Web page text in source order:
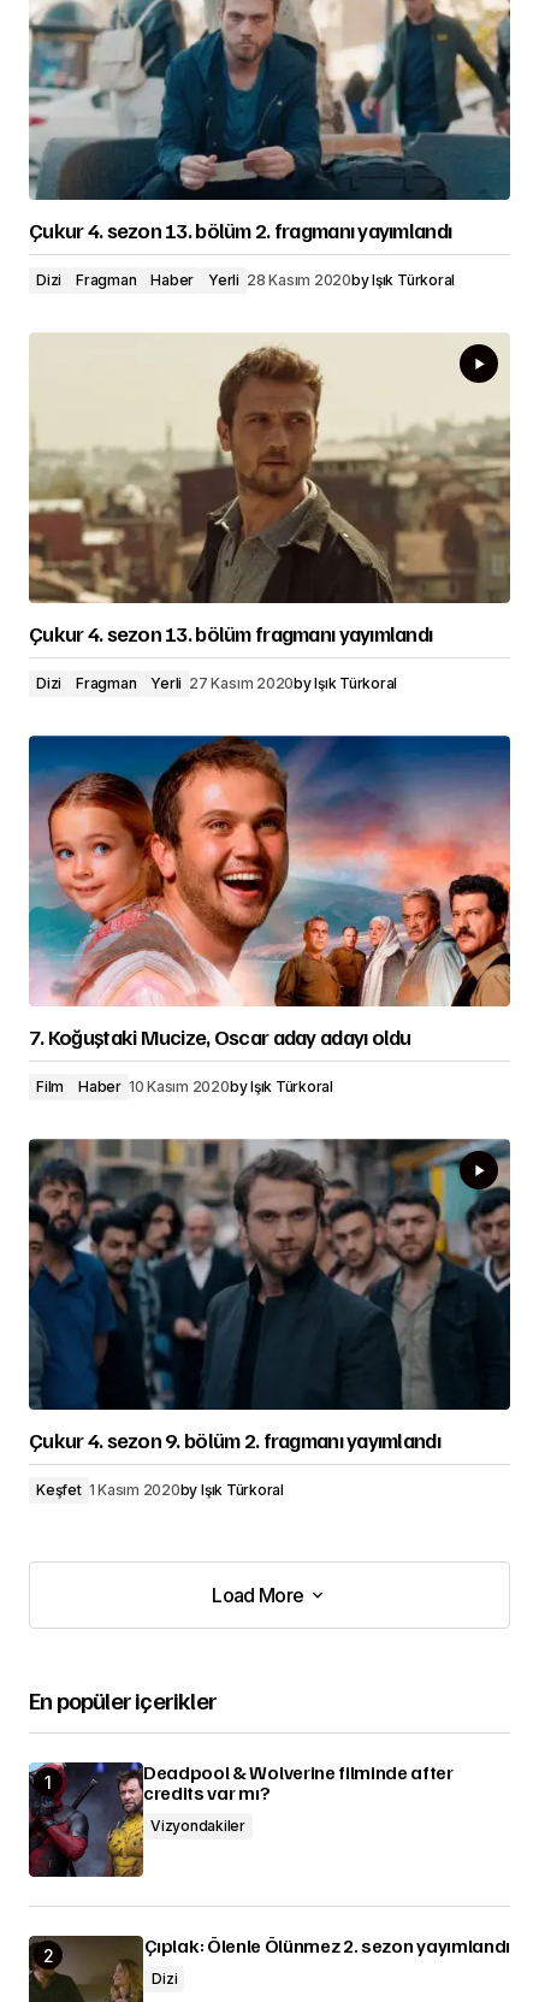
Çukur 4. sezon 13. bölüm 2. fragmanı yayımlandı
Dizi Fragman Haber Yerli 28 Kasım 2020byIşık Türkoral
Çukur 4. sezon 13. bölüm fragmanı yayımlandı
Dizi Fragman Yerli 27 Kasım 2020byIşık Türkoral
7. Koğuştaki Mucize, Oscar aday adayı oldu
Film Haber 10 Kasım 2020byIşık Türkoral
Çukur 4. sezon 9. bölüm 2. fragmanı yayımlandı
Keşfet 1 Kasım 2020by Işık Türkoral
Load More
Load More
En popüler içerikler
Deadpool & Wolverine filminde after
credits var mı?
Vizyondakiler
Çıplak: Ölenle Ölünmez 2. sezon yayımlandı
Dizi